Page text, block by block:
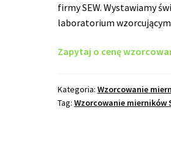
firmy SEW. Wystawiamy
laboratorium wzorcującym
Zapytaj o cenę
Kategoria: Wzorcowanie
Tag: Wzorcowanie mierników